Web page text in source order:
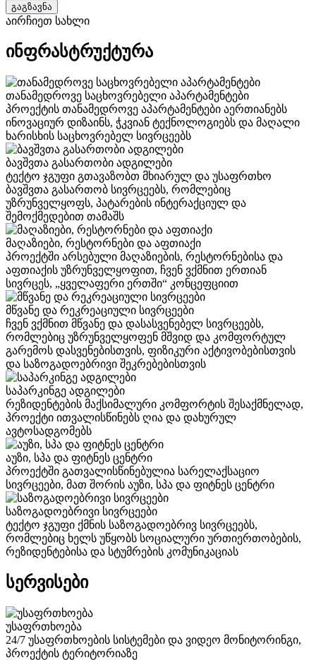
გაგზავნა
აირჩიეთ სახლი
ინფრასტრუქტურა
თანამედროვე საცხოვრებელი აპარტამენტები
პროექტის თანამედროვე აპარტამენტები აერთიანებს
ინოვაციურ დიზაინს, ჭკვიან ტექნოლოგიებს და მაღალი
ხარისხის საცხოვრებელ სივრცეებს
ბავშვთა გასართობი ადგილები
ტექტო ჯგუფი გთავაზობთ მხიარულ და უსაფრთხო
ბავშვთა გასართობ სივრცეებს, რომლებიც
უზრუნველყოფს, პატარების ინტერაქციულ და
შემოქმედებით თამაშს
მაღაზიები, რესტორნები და აფთიაქი
პროექტში არსებული მაღაზიების, რესტორნებისა და
აფთიაქის უზრუნველყოფით, ჩვენ ვქმნით ერთიან
სივრცეს, „ყველაფერი ერთში“ კონცეფციით
მწვანე და რეკრეაციული სივრცეები
ჩვენ ვქმნით მწვანე და დასასვენებელ სივრცეებს,
რომლებიც უზრუნველყოფენ მშვიდ და კომფორტულ
გარემოს დასვენებისთვის, ფიზიკური აქტივობებისთვის
და საზოგადოებრივი შეკრებებისთვის
საპარკინგე ადგილები
რეზიდენტების მაქსიმალური კომფორტის შესაქმნელად,
პროექტი ითვალისწინებს ღია და დახურულ
ავტოსადგომებს
აუზი, სპა და ფიტნეს ცენტრი
პროექტში გათვალისწინებულია სარელაქსაციო
სივრცეები, მათ შორის აუზი, სპა და ფიტნეს ცენტრი
საზოგადოებრივი სივრცეები
ტექტო ჯგუფი ქმნის საზოგადოებრივ სივრცეებს,
რომლებიც ხელს უწყობს სოციალური ურთიერთობების,
რეზიდენტებისა და სტუმრების კომუნიკაციას
სერვისები
უსაფრთხოება
24/7 უსაფრთხოების სისტემები და ვიდეო მონიტორინგი,
პროექტის ტერიტორიაზე